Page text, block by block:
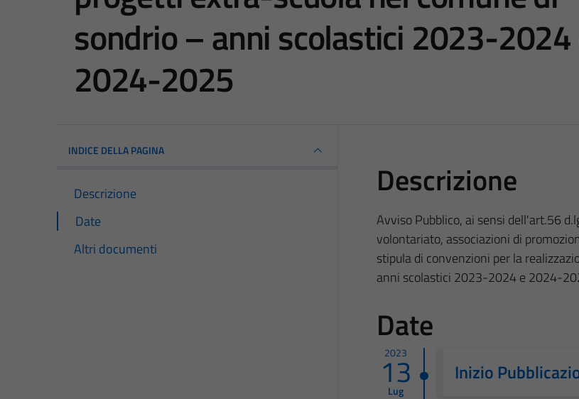
sondrio – anni scolastici 2023-2024
2024-2025
INDICE DELLA PAGINA
Descrizione
Date
Altri documenti
Descrizione
Avviso Pubblico, ai sensi dell'art.56
volontariato, associazioni di
stipula di convenzioni per la
anni scolastici 2023-2024 e 2024-
Date
2023
13
Lug
Inizio